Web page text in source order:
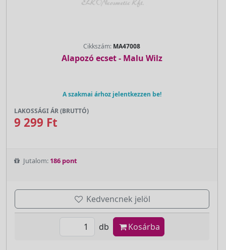
Cikkszám: MA47008
Alapozó ecset - Malu Wilz
A szakmai árhoz jelentkezzen be!
LAKOSSÁGI ÁR (BRUTTÓ)
9 299 Ft
Jutalom: 186 pont
Kedvencnek jelöl
db Kosárba